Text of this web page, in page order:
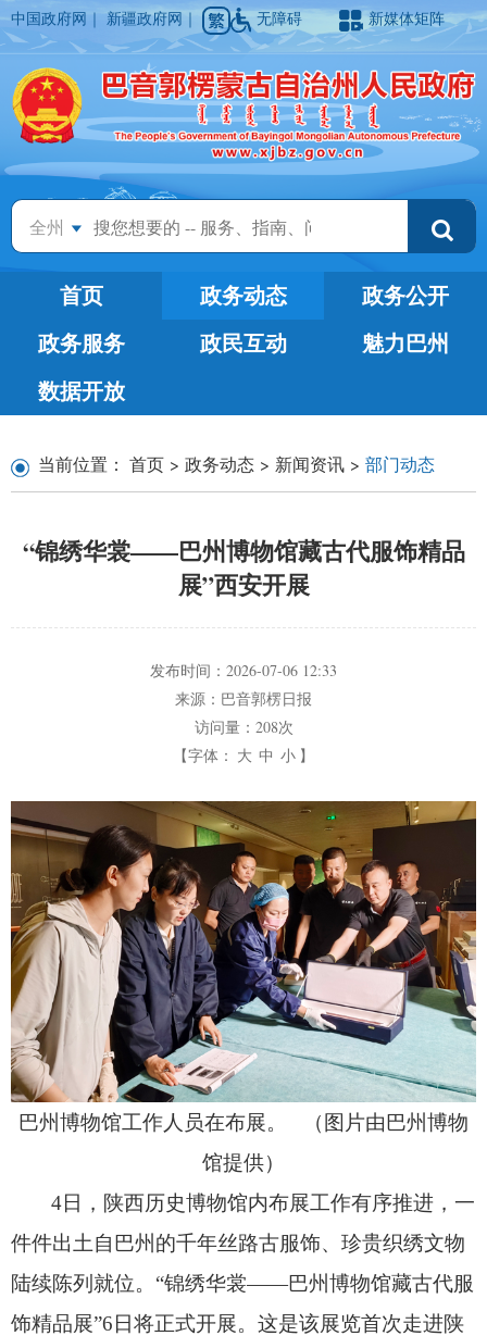
中国政府网 ｜新疆政府网 ｜ 无障碍 新媒体矩阵
全州
首页 政务动态
政务公开
政务服务
政民互动
魅力巴州
数据开放
当前位置： 首页 > 政务动态 > 新闻资讯 > 部门动态
“锦绣华裳——巴州博物馆藏古代服饰精品
展”西安开展
发布时间： 2026-07-06 12:33
来源： 巴音郭楞日报
访问量： 208次
【字体： 大 中 小 】
巴州博物馆工作人员在布展。 （图片由巴州博物
馆提供）
4日， 陕西历史博物馆内布展工作有序推进，一
件件出土自巴州的千年丝路古服饰、 珍贵织绣文物
陆续陈列就位。 “锦绣华裳——巴州博物馆藏古代服
饰精品展”6日将正式开展。 这是该展览首次走进陕